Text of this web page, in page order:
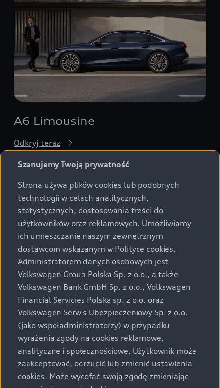
A6 Limousine
Odkryj teraz
Porównaj
Modele i konfiguracja
Wszystkie modele Audi
Modele elektryczne Audi
Modele Audi plug-in hybrid
Modele Audi SUV
Modele Audi RS
Skonfiguruj swoje Audi
Porównaj modele Audi
Oferty i opcje zakupu
Gotowe do odbioru
Oferta Audi Business Edition
Oferta Audi Perfect Lease
Audi dla biznesu
Samochody używane Audi Select :plus
Elektromobilność
Poznaj nasze modele elektryczne
Porównaj nasze modele elektryczne
Skonfiguruj swoje Audi z napędem elektrycznym
Poznaj nasze modele plug-in hybrid
Serwis i akcesoria
Akcesoria
Serwis i części
Aplikacja myAudi i usługi cyfrowe
Świat Audi
Aktualności i historie postępu
Szanujemy Twoją prywatność
Strona używa plików cookies lub podobnych
technologii w celach analitycznych,
statystycznych, dostosowania treści do
użytkowników oraz reklamowych. Umożliwiamy
ich umieszczanie naszym zewnętrznym
dostawcom wskazanym w Polityce cookies.
Administratorem danych osobowych jest
Volkswagen Group Polska Sp. z o.o., a także
Volkswagen Bank GmbH Sp. z o.o., Volkswagen
Financial Servicies Polska sp. z o.o. oraz
Volkswagen Serwis Ubezpieczeniowy Sp. z o.o.
(jako współadministratorzy) w przypadku
wyrażenia zgody na cookies reklamowe,
analityczne i społecznościowe. Użytkownik może
zaakceptować, odrzucić lub zmienić ustawienia
cookies. Może wycofać swoją zgodę zmieniając